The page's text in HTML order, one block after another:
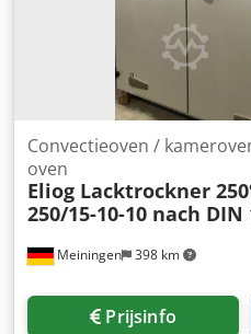
Meiningen 398 km
Convectieoven /
oven
Eliog Lacktrockner
250/15-10-10 nach DIN
Prijsinfo